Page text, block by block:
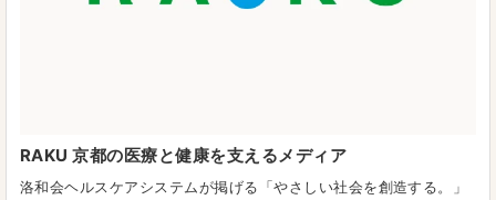
RAKU 京都の医療と健康を支えるメディア
洛和会ヘルスケアシステムが掲げる「やさしい社会を創造する。」